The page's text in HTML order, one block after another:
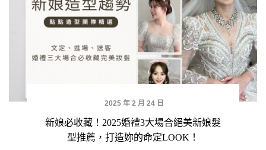
2025 年 2 月 24 日
新娘必收藏！2025婚禮3大場合絕美新娘髮
型推薦，打造妳的命定LOOK！